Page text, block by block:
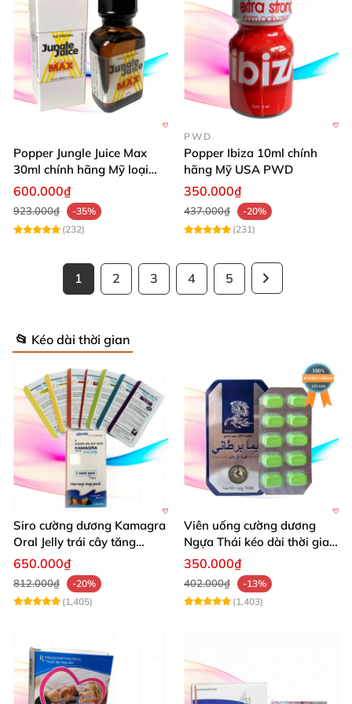
Popper Jungle Juice Max
30ml chính hãng Mỹ loại
mạnh cho Top Bot
600.000₫
923.000₫
-35%
(232)
PWD
Popper Ibiza 10ml chính
hãng Mỹ USA PWD
350.000₫
437.000₫
-20%
(231)
1 2 3 4 5
📂 Kéo dài thời gian
Siro cường dương Kamagra
Oral Jelly trái cây tăng
cường sinh lý nam
650.000₫
812.000₫
-20%
(1,405)
Viên uống cường dương
Ngựa Thái kéo dài thời gian
quan hệ
350.000₫
402.000₫
-13%
(1,403)